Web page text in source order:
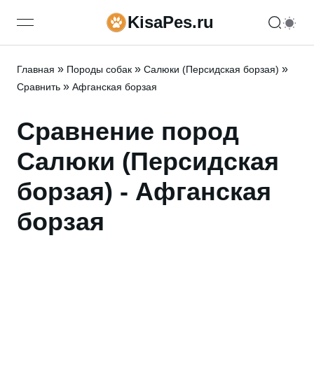
open navigation menuKisaPes.ru
Главная » Породы собак » Салюки (Персидская борзая) »
Сравнить » Афганская борзая
Сравнение пород
Салюки (Персидская
борзая) - Афганская
борзая